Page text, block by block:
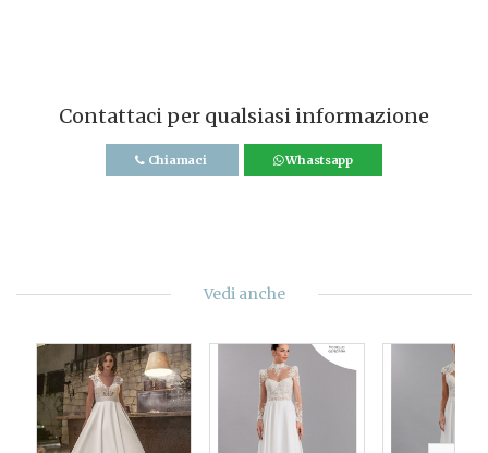
Contattaci per qualsiasi informazione
Chiamaci Whastsapp
Vedi anche